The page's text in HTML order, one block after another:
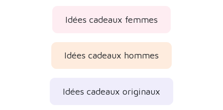
Idées cadeaux femmes
Idées cadeaux hommes
Idées cadeaux originaux